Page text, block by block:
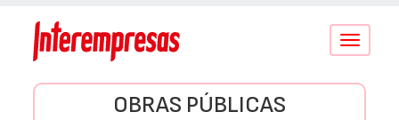
Conmutar
OBRAS PÚBLICAS